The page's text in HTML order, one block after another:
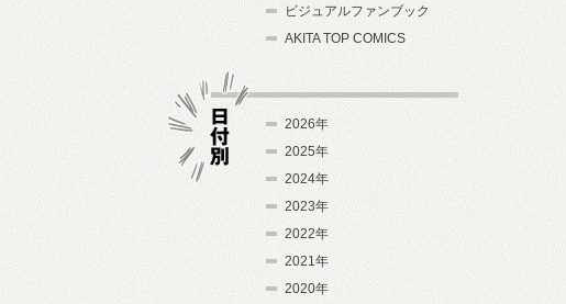
ビジュアルファンブック
AKITA TOP COMICS
2026年
2025年
2024年
2023年
2022年
2021年
2020年